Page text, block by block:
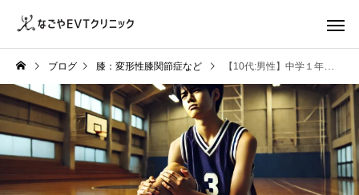
ブログ 膝：変形性膝関節症など 【10代:男性】中学１年生に生じた膝のお皿の痛み、バスケットボールが原因の有痛性分裂膝蓋骨（有痛性分裂膝蓋骨、バスケットボール、スポーツ障害、成長期の痛み）